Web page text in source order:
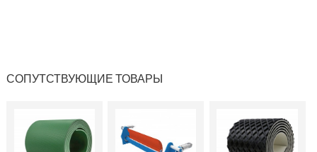
СОПУТСТВУЮЩИЕ ТОВАРЫ